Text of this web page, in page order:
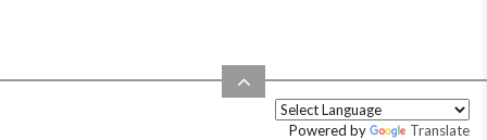
Powered by Translate